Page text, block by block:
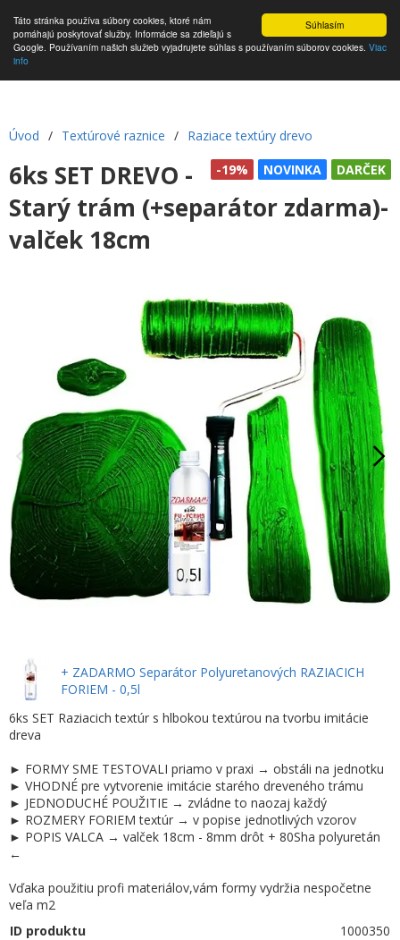
Súhlasím
Táto stránka používa súbory cookies, ktoré nám
pomáhajú poskytovať služby. Informácie sa zdieľajú s
Google. Používaním našich služieb vyjadrujete súhlas s používaním súborov cookies. Viac
info
Úvod / Textúrové raznice / Raziace textúry drevo
DARČEK
NOVINKA
-19%
6ks SET DREVO -
Starý trám (+separátor zdarma)-
valček 18cm
+ ZADARMO Separátor Polyuretanových RAZIACICH
FORIEM - 0,5l
6ks SET Raziacich textúr s hlbokou textúrou na tvorbu imitácie
dreva
► FORMY SME TESTOVALI priamo v praxi → obstáli na jednotku
► VHODNÉ pre vytvorenie imitácie starého dreveného trámu
► JEDNODUCHÉ POUŽITIE → zvládne to naozaj každý
► ROZMERY FORIEM textúr → v popise jednotlivých vzorov
► POPIS VALCA → valček 18cm - 8mm drôt + 80Sha polyuretán
←
Vďaka použitiu profi materiálov,vám formy vydržia nespočetne
veľa m2
ID produktu
1000350